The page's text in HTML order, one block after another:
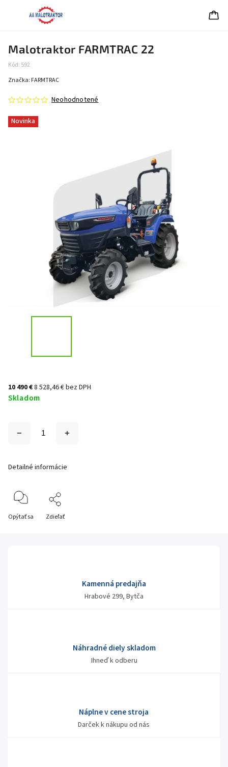
Malotraktor FARMTRAC 22
Kód: 592
Novinka
Neohodnotené
Značka: FARMTRAC
10 490 €8 528,46 € bez DPH
Skladom
Detailné informácie
Opýtať sa Zdieľať
Kamenná predajňa
Hrabové 299, Bytča
Náhradné diely skladom
Ihneď k odberu
Náplne v cene stroja
Darček k nákupu od nás